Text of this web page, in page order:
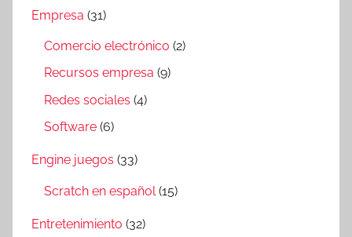
Empresa (31)
Comercio electrónico (2)
Recursos empresa (9)
Redes sociales (4)
Software (6)
Engine juegos (33)
Scratch en español (15)
Entretenimiento (32)